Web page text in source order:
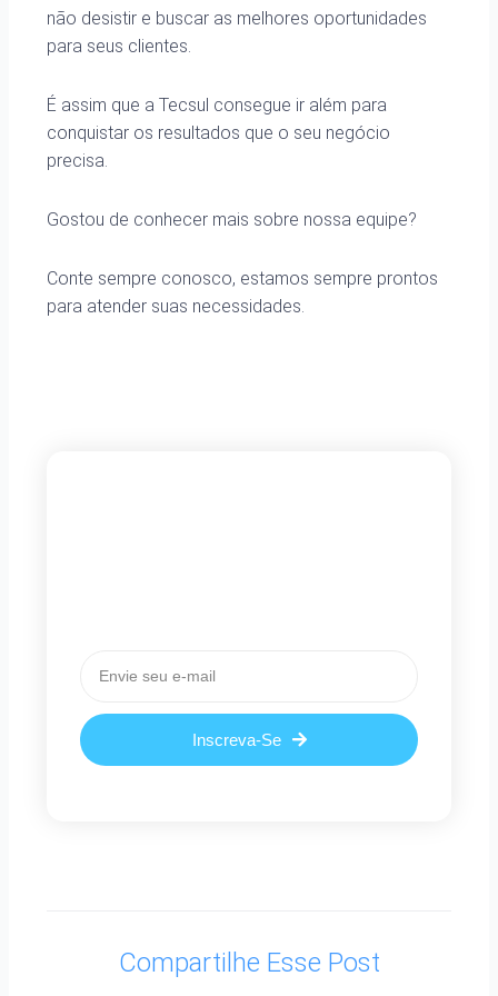
não desistir e buscar as melhores oportunidades
para seus clientes.
É assim que a Tecsul consegue ir além para
conquistar os resultados que o seu negócio
precisa.
Gostou de conhecer mais sobre nossa equipe?
Conte sempre conosco, estamos sempre prontos
para atender suas necessidades.
Inscreva-Se
Compartilhe Esse Post